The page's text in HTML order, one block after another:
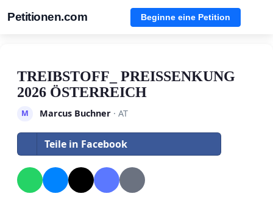
Petitionen.com Beginne eine Petition
TREIBSTOFF_ PREISSENKUNG
2026 ÖSTERREICH
M Marcus Buchner· AT
Teile in Facebook